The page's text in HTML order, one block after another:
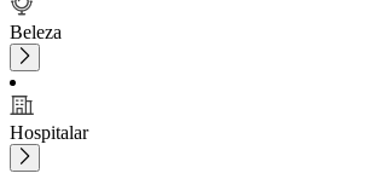
Beleza
Hospitalar